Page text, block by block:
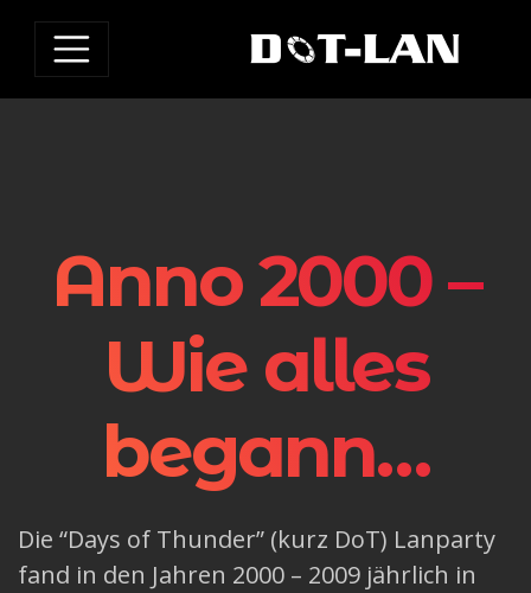
Anno 2000 –
Wie alles
begann…
Die “Days of Thunder” (kurz DoT) Lanparty
fand in den Jahren 2000 – 2009 jährlich in